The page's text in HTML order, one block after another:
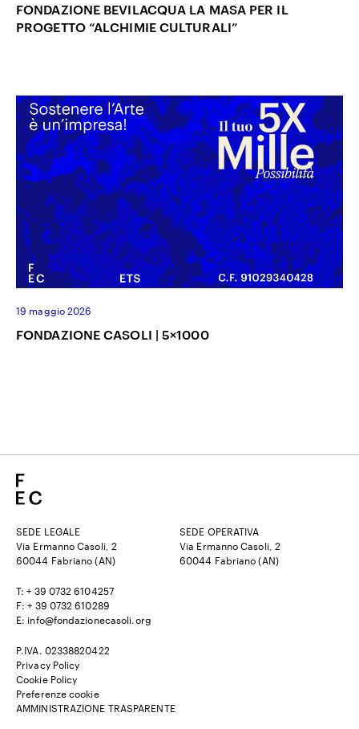
FONDAZIONE BEVILACQUA LA MASA PER IL
PROGETTO “ALCHIMIE CULTURALI”
19 maggio 2026
FONDAZIONE CASOLI | 5×1000
SEDE LEGALE
Via Ermanno Casoli, 2
60044 Fabriano (AN)
SEDE OPERATIVA
Via Ermanno Casoli, 2
60044 Fabriano (AN)
T: + 39 0732 6104257
F: + 39 0732 610289
E: info@fondazionecasoli.org
P.IVA. 02338820422
Privacy Policy
Cookie Policy
Preferenze cookie
AMMINISTRAZIONE TRASPARENTE